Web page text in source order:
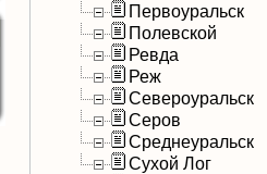
Первоуральск
Полевской
Ревда
Реж
Североуральск
Серов
Среднеуральск
Сухой Лог